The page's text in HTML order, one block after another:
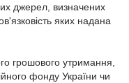
джерел, визначених
яких надана
грошового утримання,
фонду України чи